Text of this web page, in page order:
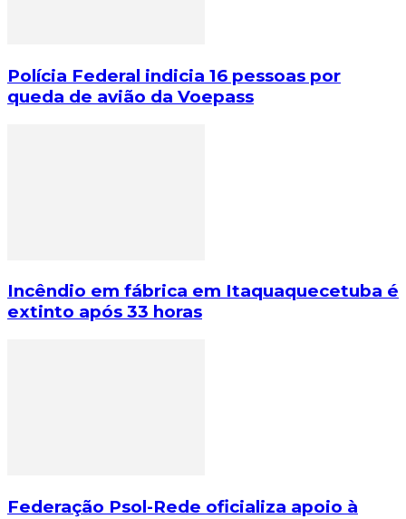
Polícia Federal indicia 16 pessoas por
queda de avião da Voepass
Incêndio em fábrica em Itaquaquecetuba é
extinto após 33 horas
Federação Psol-Rede oficializa apoio à